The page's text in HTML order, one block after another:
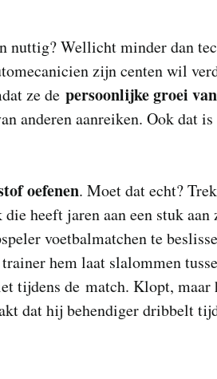
nuttig? Wellicht minder dan
zijn centen wil
ze de persoonlijke groei
anderen aanreiken. Ook dat
oefenen. Moet dat echt?
heeft jaren aan een stuk
voetbalmatchen te
hem laat slalommen
tijdens de match. Klopt, maar
dat hij behendiger dribbelt